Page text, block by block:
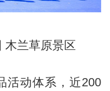
木兰草原景区
动体系，近200